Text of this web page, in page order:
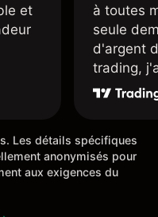
et
à toutes
seule
d'argent
trading,
une carte
Les détails spécifiques
anonymisés pour
aux exigences du